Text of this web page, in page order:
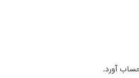
آورد.